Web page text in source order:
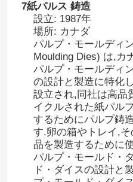
機械を作るペーパー皿
コーヒーカップトレイ機
機械を作るフルーツの皿
幼稚園用トレイを作る
7紙パルス 鋳造
設立: 1987年
場所: カナダ
パルプ・モールディ
Moulding Dies) は,カ
パルプ・モールディ
の設計と製造に特化
設立され,同社は高品
イクルされた紙パル
するためにパルプ鋳
す.卵の箱やトレイ,
品を製造するために
パルプ・モールド・
ド・ダイスの設計と